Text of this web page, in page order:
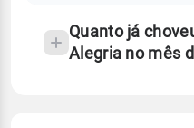
Quanto já
Alegria no mês